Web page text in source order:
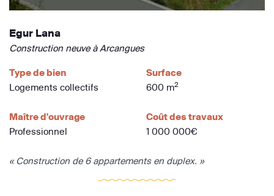
Egur Lana
Construction neuve à Arcangues
Type de bien
Logements collectifs
Surface
600 m2
Maître d'ouvrage
Professionnel
Coût des travaux
1 000 000€
« Construction de 6 appartements en duplex. »